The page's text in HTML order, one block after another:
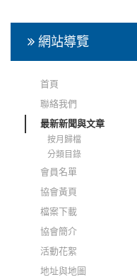
網站導覽
首頁
聯絡我們
最新新聞與文章
按月歸檔
分類目錄
會員名單
協會黃頁
檔案下載
協會簡介
活動花絮
地址與地圖